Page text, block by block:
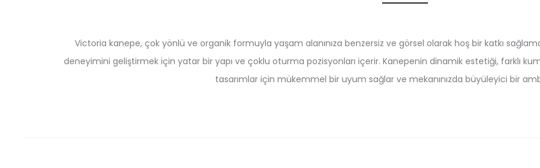
Victoria kanepe, çok yönlü ve organik formuyla yaşam alanınıza benzersiz ve görsel olarak hoş bir katkı sağlamayı
deneyimini geliştirmek için yatar bir yapı ve çoklu oturma pozisyonları içerir. Kanepenin dinamik estetiği, farklı
tasarımlar için mükemmel bir uyum sağlar ve mekanınızda büyüleyici bir